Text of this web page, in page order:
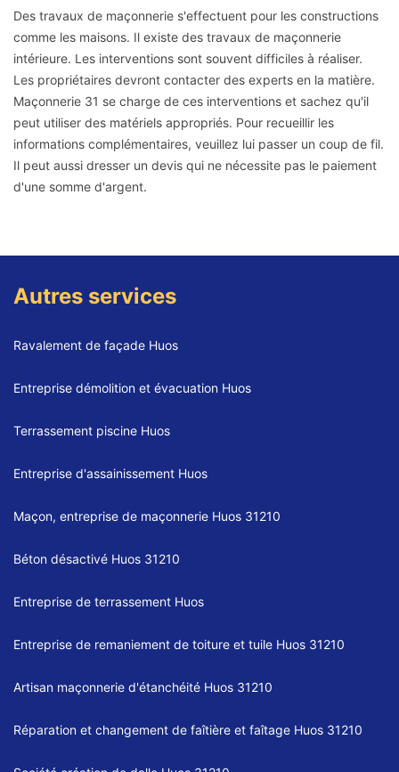
Des travaux de maçonnerie s'effectuent pour les constructions
comme les maisons. Il existe des travaux de maçonnerie
intérieure. Les interventions sont souvent difficiles à réaliser.
Les propriétaires devront contacter des experts en la matière.
Maçonnerie 31 se charge de ces interventions et sachez qu'il
peut utiliser des matériels appropriés. Pour recueillir les
informations complémentaires, veuillez lui passer un coup de fil.
Il peut aussi dresser un devis qui ne nécessite pas le paiement
d'une somme d'argent.
Autres services
Ravalement de façade Huos
Entreprise démolition et évacuation Huos
Terrassement piscine Huos
Entreprise d'assainissement Huos
Maçon, entreprise de maçonnerie Huos 31210
Béton désactivé Huos 31210
Entreprise de terrassement Huos
Entreprise de remaniement de toiture et tuile Huos 31210
Artisan maçonnerie d'étanchéité Huos 31210
Réparation et changement de faîtière et faîtage Huos 31210